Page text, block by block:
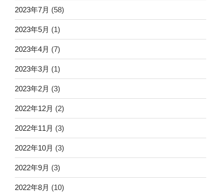
2023年7月 (58)
2023年5月 (1)
2023年4月 (7)
2023年3月 (1)
2023年2月 (3)
2022年12月 (2)
2022年11月 (3)
2022年10月 (3)
2022年9月 (3)
2022年8月 (10)